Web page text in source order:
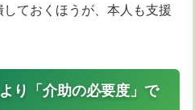
ておくほうが、本人も支援
り「介助の必要度」で